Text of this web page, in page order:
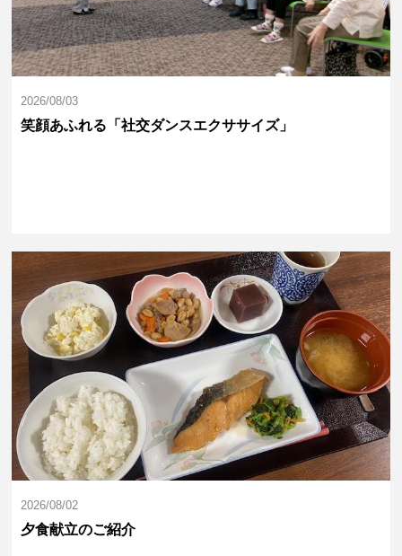
2026/08/03
笑顔あふれる「社交ダンスエクササイズ」
2026/08/02
夕食献立のご紹介